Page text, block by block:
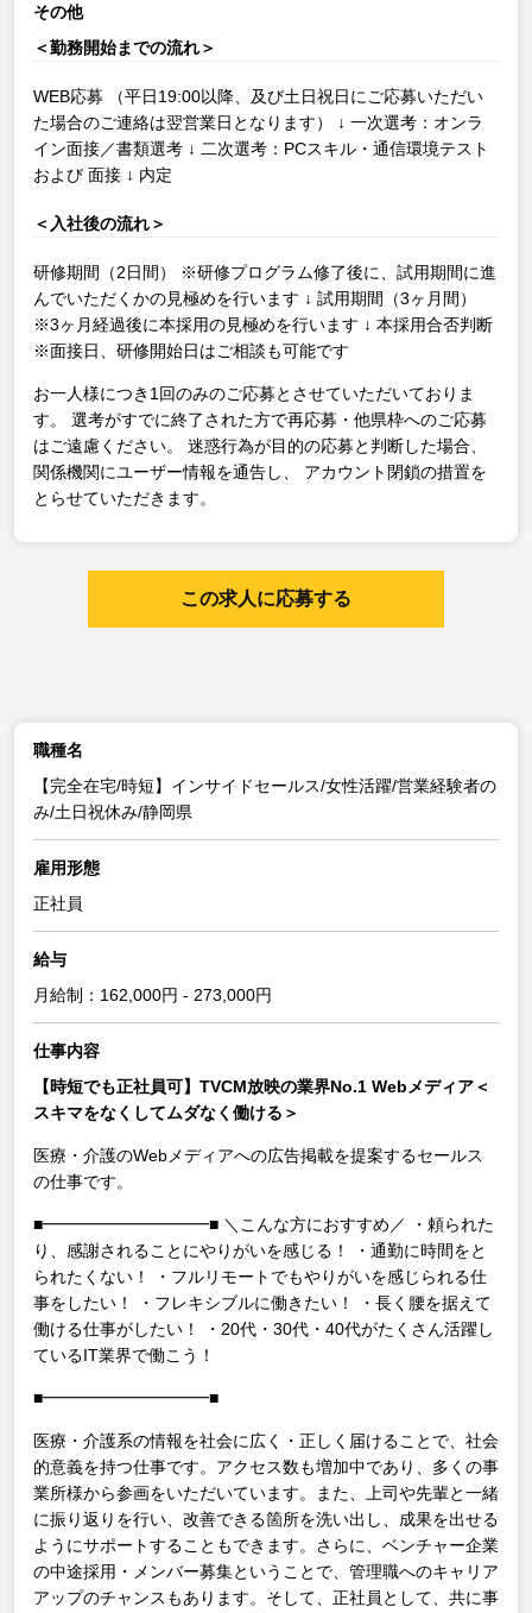
その他
＜勤務開始までの流れ＞
WEB応募 （平日19:00以降、及び土日祝日にご応募いただい
た場合のご連絡は翌営業日となります）
↓ 一次選考：オンラ
イン面接／書類選考 ↓ 二次選考：PCスキル・通信環境テスト
および 面接 ↓ 内定
＜入社後の流れ＞
研修期間（2日間）
※研修プログラム修了後に、試用期間に進
んでいただくかの見極めを行います ↓ 試用期間（3ヶ月間）
※3ヶ月経過後に本採用の見極めを行います ↓ 本採用合否判断
※面接日、研修開始日はご相談も可能です
お一人様につき1回のみのご応募とさせていただいておりま
す。
選考がすでに終了された方で再応募・他県枠へのご応募
はご遠慮ください。
迷惑行為が目的の応募と判断した場合、
関係機関にユーザー情報を通告し、
アカウント閉鎖の措置を
とらせていただきます。
この求人に応募する
職種名
【完全在宅/時短】インサイドセールス/女性活躍/営業経験者の
み/土日祝休み/静岡県
雇用形態
正社員
給与
月給制：162,000円 - 273,000円
仕事内容
【時短でも正社員可】TVCM放映の業界No.1 Webメディア＜
スキマをなくしてムダなく働ける＞
医療・介護のWebメディアへの広告掲載を提案するセールス
の仕事です。
■━━━━━━━━━━■ ＼こんな方におすすめ／
・頼られた
り、感謝されることにやりがいを感じる！
・通勤に時間をと
られたくない！
・フルリモートでもやりがいを感じられる仕
事をしたい！
・フレキシブルに働きたい！
・長く腰を据えて
働ける仕事がしたい！
・20代・30代・40代がたくさん活躍し
ているIT業界で働こう！
■━━━━━━━━━━■
医療・介護系の情報を社会に広く・正しく届けることで、社会
的意義を持つ仕事です。アクセス数も増加中であり、多くの事
業所様から参画をいただいています。また、上司や先輩と一緒
に振り返りを行い、改善できる箇所を洗い出し、成果を出せる
ようにサポートすることもできます。さらに、ベンチャー企業
の中途採用・メンバー募集ということで、管理職へのキャリア
アップのチャンスもあります。そして、正社員として、共に事